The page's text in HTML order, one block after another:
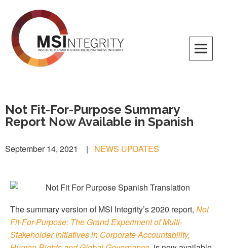
Not Fit-For-Purpose Summary
Report Now Available in Spanish
September 14, 2021 | NEWS UPDATES
The summary version of MSI Integrity’s 2020 report, Not
Fit-For-Purpose: The Grand Experiment of Multi-
Stakeholder Initiatives in Corporate Accountability,